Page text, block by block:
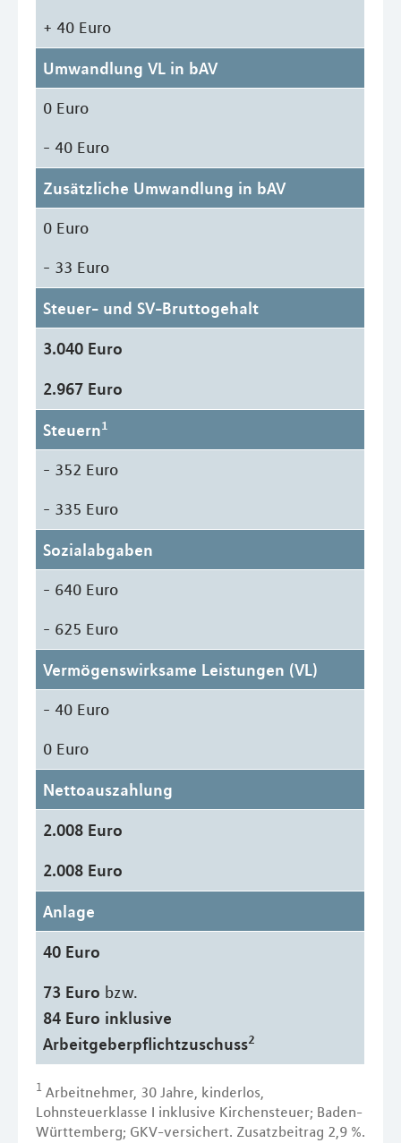
+ 40 Euro
Umwandlung VL in bAV
0 Euro
- 40 Euro
Zusätzliche Umwandlung in bAV
0 Euro
- 33 Euro
Steuer- und SV-Bruttogehalt
3.040 Euro
2.967 Euro
Steuern1
- 352 Euro
- 335 Euro
Sozialabgaben
- 640 Euro
- 625 Euro
Vermögenswirksame Leistungen (VL)
- 40 Euro
0 Euro
Nettoauszahlung
2.008 Euro
2.008 Euro
Anlage
40 Euro
73 Euro bzw.
84 Euro inklusive
Arbeitgeberpflichtzuschuss2
1 Arbeitnehmer, 30 Jahre, kinderlos,
Lohnsteuerklasse I inklusive Kirchensteuer; Baden-
Württemberg; GKV-versichert. Zusatzbeitrag 2,9 %.